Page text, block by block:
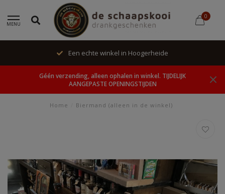
MENU
0
Een echte winkel in Hoogerheide
Géén verzending, alleen ophalen in winkel. TIJDELIJK
AANGEPASTE OPENINGSTIJDEN
Home Biermand (alleen in de winkel)